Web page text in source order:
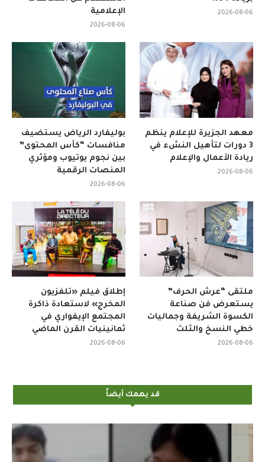
الإعلامية
2026-08-06
2026-08-06
بوليفارد الرياض يستضيف
منافسات “كأس المحتوى”
بين نجوم يوتيوب ومؤثري
المنصات الرقمية
2026-08-06
معهد الجزيرة للإعلام ينظم
3 دورات لتأهيل النشء في
ريادة الأعمال والإعلام
2026-08-06
إطلاق فيلم «تلفزيون
المخرج» لاستعادة ذاكرة
المجتمع الإيفواري في
ثمانينيات القرن الماضي
2026-08-06
ملتقى “عرش الحرف”
يستعرض فن صناعة
الكسوة الشريفة وجماليات
خطي النسخ والثلث
2026-08-06
قد يهمك أيضاً